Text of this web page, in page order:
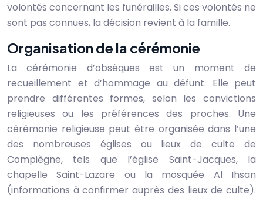
volontés concernant les funérailles. Si ces volontés ne
sont pas connues, la décision revient à la famille.
Organisation de la cérémonie
La cérémonie d’obsèques est un moment de
recueillement et d’hommage au défunt. Elle peut
prendre différentes formes, selon les convictions
religieuses ou les préférences des proches. Une
cérémonie religieuse peut être organisée dans l’une
des nombreuses églises ou lieux de culte de
Compiègne, tels que l’église Saint-Jacques, la
chapelle Saint-Lazare ou la mosquée Al Ihsan
(informations à confirmer auprès des lieux de culte).